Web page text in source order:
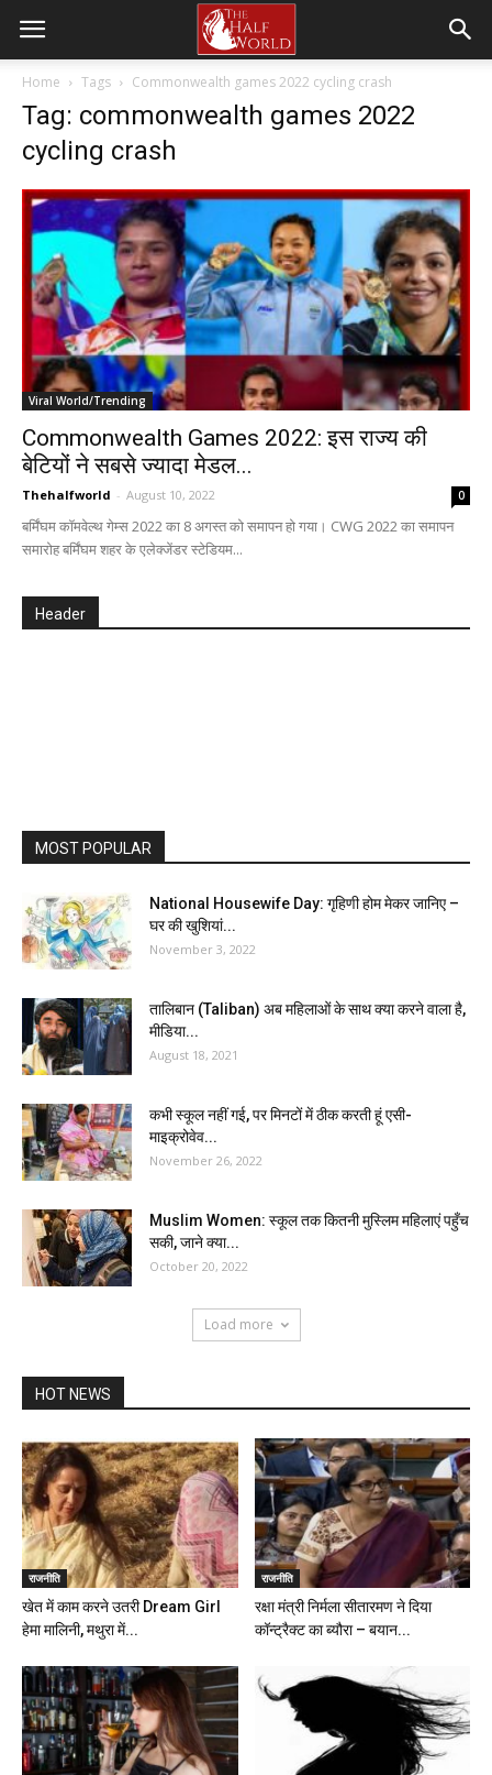
Home Tags Commonwealth games 2022 cycling crash
Tag: commonwealth games 2022
cycling crash
Viral World/Trending
Commonwealth Games 2022: इस राज्य की
बेटियों ने सबसे ज्यादा मेडल...
Thehalfworld - August 10, 2022 0
बर्मिंघम कॉमवेल्‍थ गेम्‍स 2022 का 8 अगस्त को समापन हो गया। CWG 2022 का समापन
समारोह बर्मिंघम शहर के एलेक्जेंडर स्टेडियम...
Header
MOST POPULAR
National Housewife Day: गृहिणी होम मेकर जानिए –
घर की खुशियां...
November 3, 2022
तालिबान (Taliban) अब महिलाओं के साथ क्या करने वाला है,
मीडिया...
August 18, 2021
कभी स्कूल नहीं गई, पर मिनटों में ठीक करती हूं एसी-
माइक्रोवेव...
November 26, 2022
Muslim Women: स्कूल तक कितनी मुस्लिम महिलाएं पहुँच
सकी, जाने क्या...
October 20, 2022
Load more
HOT NEWS
राजनीति
खेत में काम करने उतरी Dream Girl
हेमा मालिनी, मथुरा में...
राजनीति
रक्षा मंत्री निर्मला सीतारमण ने दिया
कॉन्ट्रैक्ट का ब्यौरा – बयान...